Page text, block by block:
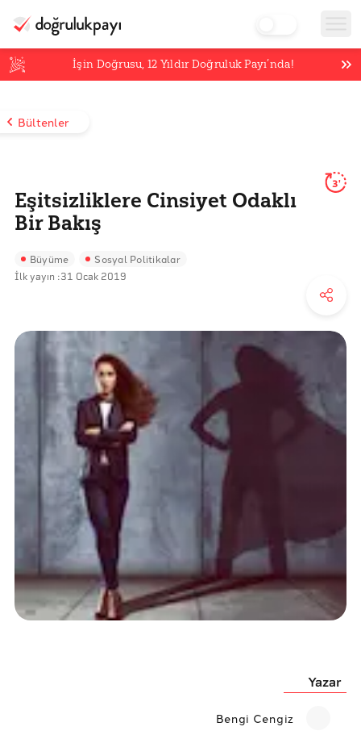
İşin Doğrusu,12 Yıldır Doğruluk Payı’nda!
Bültenler
Eşitsizliklere Cinsiyet Odaklı
Bir Bakış
3'
Büyüme Sosyal Politikalar
İlk yayın :31 Ocak 2019
Yazar
Bengi Cengiz